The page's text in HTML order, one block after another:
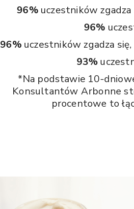
96%uczestników zgadza
96%
96%uczestników zgadza się,
93%
*Na podstawie 10-
Konsultantów Arbonne
procentowe to